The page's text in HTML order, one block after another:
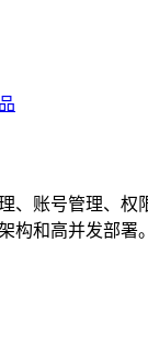
、账号管理、权
构和高并发部署。